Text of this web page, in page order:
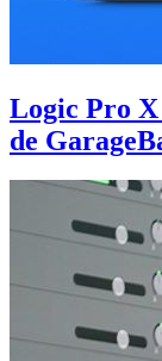
Logic Pro
de